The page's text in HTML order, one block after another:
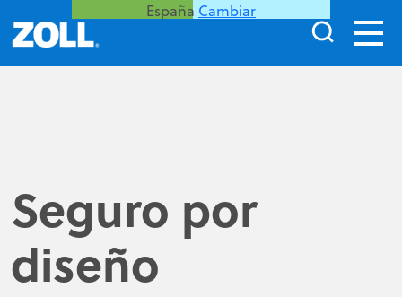
España Cambiar
Seguro por
diseño